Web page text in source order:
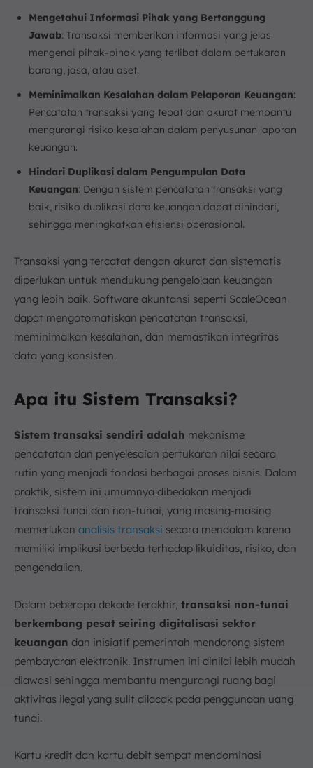
Mengetahui Informasi Pihak yang Bertanggung
Jawab: Transaksi memberikan informasi yang jelas
mengenai pihak-pihak yang terlibat dalam pertukaran
barang, jasa, atau aset.
Meminimalkan Kesalahan dalam Pelaporan Keuangan:
Pencatatan transaksi yang tepat dan akurat membantu
mengurangi risiko kesalahan dalam penyusunan laporan
keuangan.
Hindari Duplikasi dalam Pengumpulan Data
Keuangan: Dengan sistem pencatatan transaksi yang
baik, risiko duplikasi data keuangan dapat dihindari,
sehingga meningkatkan efisiensi operasional.
Transaksi yang tercatat dengan akurat dan sistematis
diperlukan untuk mendukung pengelolaan keuangan
yang lebih baik. Software akuntansi seperti ScaleOcean
dapat mengotomatiskan pencatatan transaksi,
meminimalkan kesalahan, dan memastikan integritas
data yang konsisten.
Apa itu Sistem Transaksi?
Sistem transaksi sendiri adalah mekanisme
pencatatan dan penyelesaian pertukaran nilai secara
rutin yang menjadi fondasi berbagai proses bisnis. Dalam
praktik, sistem ini umumnya dibedakan menjadi
transaksi tunai dan non-tunai, yang masing-masing
memerlukan analisis transaksi secara mendalam karena
memiliki implikasi berbeda terhadap likuiditas, risiko, dan
pengendalian.
Dalam beberapa dekade terakhir, transaksi non-tunai
berkembang pesat seiring digitalisasi sektor
keuangan dan inisiatif pemerintah mendorong sistem
pembayaran elektronik. Instrumen ini dinilai lebih mudah
diawasi sehingga membantu mengurangi ruang bagi
aktivitas ilegal yang sulit dilacak pada penggunaan uang
tunai.
Kartu kredit dan kartu debit sempat mendominasi